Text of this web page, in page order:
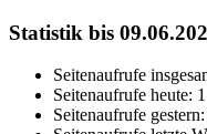
Statistik bis
Seitenaufrufe
Seitenaufrufe heute: 1
Seitenaufrufe